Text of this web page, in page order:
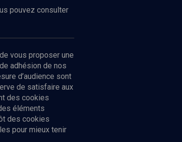
pouvez consulter
vous proposer une
adhésion de nos
d’audience sont
de satisfaire aux
des cookies
éléments
des cookies
pour mieux tenir